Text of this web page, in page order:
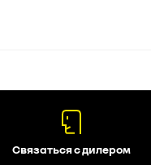
Связаться с дилером